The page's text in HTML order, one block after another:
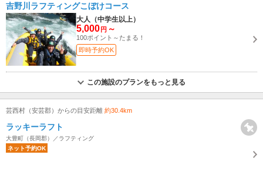
吉野川ラフティングこぼけコース
大人（中学生以上）
5,000 円 ～
100ポイント～たまる！
即時予約OK
この施設のプランをもっと見る
芸西村（安芸郡）からの目安距離 約30.4km
ラッキーラフト
大豊町（長岡郡）／ラフティング
ネット予約OK